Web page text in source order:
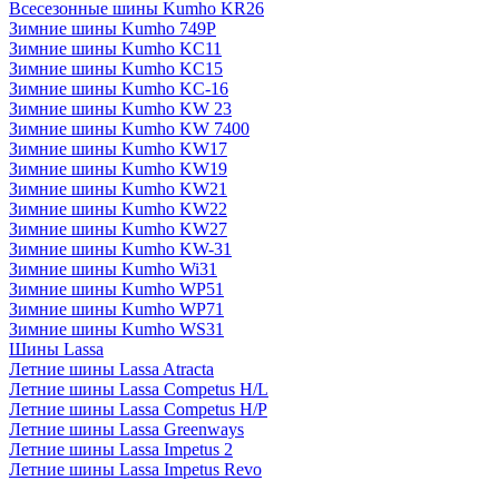
Всесезонные шины Kumho KR26
Зимние шины Kumho 749P
Зимние шины Kumho KC11
Зимние шины Kumho KC15
Зимние шины Kumho KC-16
Зимние шины Kumho KW 23
Зимние шины Kumho KW 7400
Зимние шины Kumho KW17
Зимние шины Kumho KW19
Зимние шины Kumho KW21
Зимние шины Kumho KW22
Зимние шины Kumho KW27
Зимние шины Kumho KW-31
Зимние шины Kumho Wi31
Зимние шины Kumho WP51
Зимние шины Kumho WP71
Зимние шины Kumho WS31
Шины Lassa
Летние шины Lassa Atracta
Летние шины Lassa Competus H/L
Летние шины Lassa Competus H/P
Летние шины Lassa Greenways
Летние шины Lassa Impetus 2
Летние шины Lassa Impetus Revo